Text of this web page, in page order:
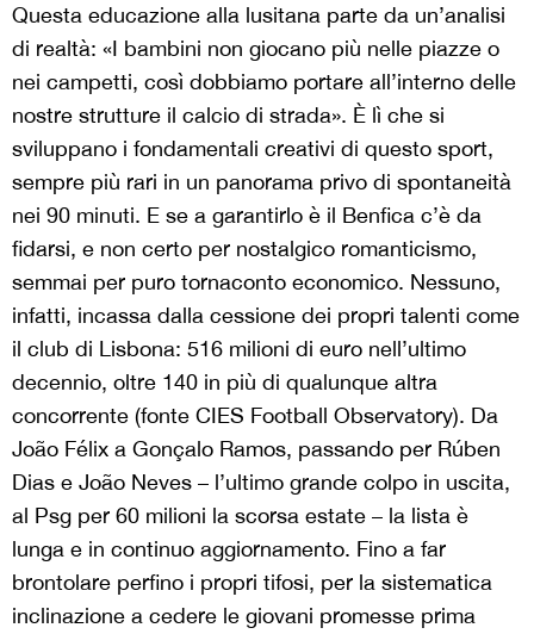
Questa educazione alla lusitana parte da un’analisi
di realtà: «I bambini non giocano più nelle piazze o
nei campetti, così dobbiamo portare all’interno delle
nostre strutture il calcio di strada». È lì che si
sviluppano i fondamentali creativi di questo sport,
sempre più rari in un panorama privo di spontaneità
nei 90 minuti. E se a garantirlo è il Benfica c’è da
fidarsi, e non certo per nostalgico romanticismo,
semmai per puro tornaconto economico. Nessuno,
infatti, incassa dalla cessione dei propri talenti come
il club di Lisbona: 516 milioni di euro nell’ultimo
decennio, oltre 140 in più di qualunque altra
concorrente (fonte CIES Football Observatory). Da
João Félix a Gonçalo Ramos, passando per Rúben
Dias e João Neves – l’ultimo grande colpo in uscita,
al Psg per 60 milioni la scorsa estate – la lista è
lunga e in continuo aggiornamento. Fino a far
brontolare perfino i propri tifosi, per la sistematica
inclinazione a cedere le giovani promesse prima